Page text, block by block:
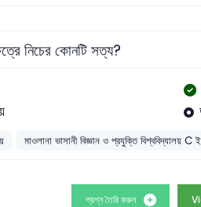
নিচের কোনটি সত্য?
মাওলানা ভাসানী বিজ্ঞান ও প্রযুক্তি বিশ্ববিদ্যালয় C
প্রশ্ন তৈরি করুন